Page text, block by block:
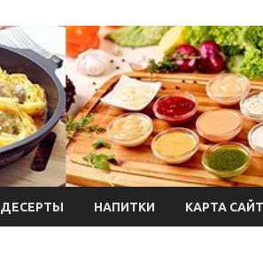
ДЕСЕРТЫ НАПИТКИ КАРТА